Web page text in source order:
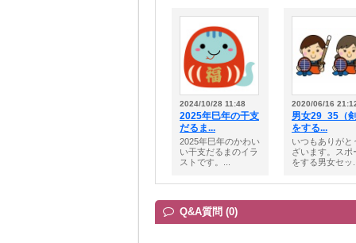
2024/10/28 11:48
2025年巳年の干支
だるま...
2025年巳年のかわい
い干支だるまのイラ
ストです。...
2020/06/16
男女29_35（
をする...
いつもありがと
ざいます。スポ
をする男女セッ
Q&A質問 (0)